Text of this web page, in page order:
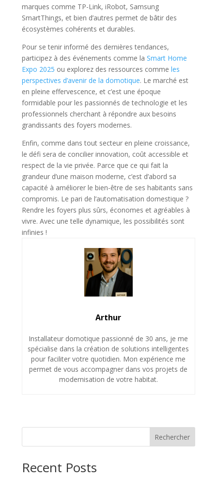
marques comme TP-Link, iRobot, Samsung
SmartThings, et bien d’autres permet de bâtir des
écosystèmes cohérents et durables.
Pour se tenir informé des dernières tendances,
participez à des événements comme la Smart Home
Expo 2025 ou explorez des ressources comme les
perspectives d’avenir de la domotique. Le marché est
en pleine effervescence, et c’est une époque
formidable pour les passionnés de technologie et les
professionnels cherchant à répondre aux besoins
grandissants des foyers modernes.
Enfin, comme dans tout secteur en pleine croissance,
le défi sera de concilier innovation, coût accessible et
respect de la vie privée. Parce que ce qui fait la
grandeur d’une maison moderne, c’est d’abord sa
capacité à améliorer le bien-être de ses habitants sans
compromis. Le pari de l’automatisation domestique ?
Rendre les foyers plus sûrs, économes et agréables à
vivre. Avec une telle dynamique, les possibilités sont
infinies !
Arthur
Installateur domotique passionné de 30 ans, je me
spécialise dans la création de solutions intelligentes
pour faciliter votre quotidien. Mon expérience me
permet de vous accompagner dans vos projets de
modernisation de votre habitat.
Rechercher
Recent Posts